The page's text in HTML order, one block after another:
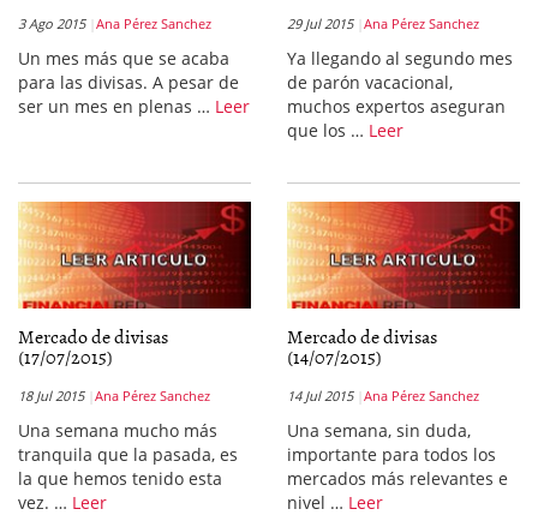
3 Ago 2015 Ana Pérez Sanchez
Un mes más que se acaba
para las divisas. A pesar de
ser un mes en plenas … Leer
29 Jul 2015 Ana Pérez Sanchez
Ya llegando al segundo mes
de parón vacacional,
muchos expertos aseguran
que los … Leer
Mercado de divisas
(17/07/2015)
18 Jul 2015 Ana Pérez Sanchez
Una semana mucho más
tranquila que la pasada, es
la que hemos tenido esta
vez. … Leer
Mercado de divisas
(14/07/2015)
14 Jul 2015 Ana Pérez Sanchez
Una semana, sin duda,
importante para todos los
mercados más relevantes e
nivel … Leer